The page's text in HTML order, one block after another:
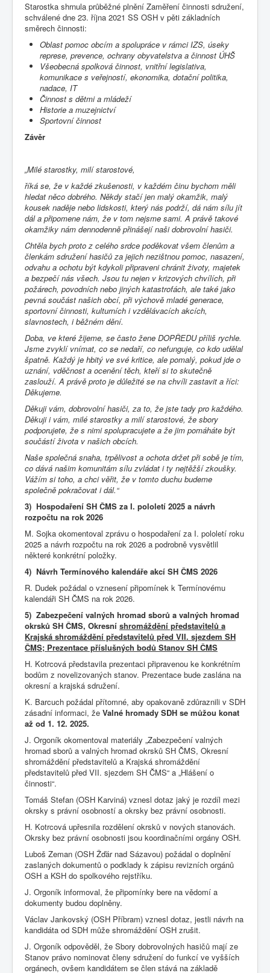
Starostka shrnula průběžné plnění Zaměření činnosti sdružení,
schválené dne 23. října 2021 SS OSH v pěti základních
směrech činnosti:
Oblast pomoc obcím a spolupráce v rámci IZS, úseky
represe, prevence, ochrany obyvatelstva a činnost ÚHŠ
Všeobecná spolková činnost, vnitřní legislativa,
komunikace s veřejností, ekonomika, dotační politika,
nadace, IT
Činnost s dětmi a mládeží
Historie a muzejnictví
Sportovníčinnost
Závěr
„Milé starostky, milí starostové,
říká se, že v každé zkušenosti, v každém činu bychom měli
hledat něco dobrého. Někdy stačí jen malý okamžik, malý
kousek naděje nebo lidskosti, který nás podrží, dá nám sílu jít
dál a připomene nám, že v tom nejsme sami. A právě takové
okamžiky nám dennodenně přinášejí naši dobrovolní hasiči.
Chtěla bych proto z celého srdce poděkovat všem členům a
členkám sdružení hasičů za jejich nezištnou pomoc, nasazení,
odvahu a ochotu být kdykoli připraveni chránit životy, majetek
a bezpečí nás všech. Jsou tu nejen v krizových chvílích, při
požárech, povodních nebo jiných katastrofách, ale také jako
pevná součást našich obcí, při výchově mladé generace,
sportovní činnosti, kulturních i vzdělávacích akcích,
slavnostech, i běžném dění.
Doba, ve které žijeme, se často žene DOPŘEDU příliš rychle.
Jsme zvyklí vnímat, co se nedaří, co nefunguje, co kdo udělal
špatně. Každý je hbitý ve své kritice, ale pomalý, pokud jde o
uznání, vděčnost a ocenění těch, kteří si to skutečně
zaslouží. A právě proto je důležité se na chvíli zastavit a říci:
Děkujeme.
Děkuji vám, dobrovolní hasiči, za to, že jste tady pro každého.
Děkuji i vám, milé starostky a milí starostové, že sbory
podporujete, že s nimi spolupracujete a že jim pomáháte být
součástí života v našich obcích.
Naše společná snaha, trpělivost a ochota držet při sobě je tím,
co dává našim komunitám sílu zvládat i ty nejtěžší zkoušky.
Vážím si toho, a chci věřit, že v tomto duchu budeme
společně pokračovat i dál.“
3) Hospodaření SH ČMS za I. pololetí 2025 a návrh
rozpočtu na rok 2026
M. Sojka okomentoval zprávu o hospodaření za I. pololetí roku
2025 a návrh rozpočtu na rok 2026 a podrobně vysvětlil
některé konkrétní položky.
4) Návrh Termínového kalendáře akcí SH ČMS 2026
R. Dudek požádal o vznesení připomínek k Termínovému
kalendáři SH ČMS na rok 2026.
5) Zabezpečení valných hromad sborů a valných hromad
okrsků SH ČMS, Okresní shromáždění představitelů a
Krajská shromáždění představitelů před VII. sjezdem SH
ČMS; Prezentace příslušných bodů Stanov SH ČMS
H. Kotrcová představila prezentaci připravenou ke konkrétním
bodům z novelizovaných stanov. Prezentace bude zaslána na
okresní a krajská sdružení.
K. Barcuch požádal přítomné, aby opakovaně zdůraznili v SDH
zásadní informaci, že Valné hromady SDH se můžou konat
až od 1. 12. 2025.
J. Orgoník okomentoval materiály „Zabezpečení valných
hromad sborů a valných hromad okrsků SH ČMS, Okresní
shromáždění představitelů a Krajská shromáždění
představitelů před VII. sjezdem SH ČMS“ a „Hlášení o
činnosti“.
Tomáš Stefan (OSH Karviná) vznesl dotaz jaký je rozdíl mezi
okrsky s právní osobností a okrsky bez právní osobnosti.
H. Kotrcová upřesnila rozdělení okrsků v nových stanovách.
Okrsky bez právní osobnosti jsou koordinačními orgány OSH.
Luboš Zeman (OSH Žďár nad Sázavou) požádal o doplnění
zaslaných dokumentů o podklady k zápisu revizních orgánů
OSH a KSH do spolkového rejstříku.
J. Orgoník informoval, že připomínky bere na vědomí a
dokumenty budou doplněny.
Václav Jankovský (OSH Příbram) vznesl dotaz, jestli návrh na
kandidáta od SDH může shromáždění OSH zrušit.
J. Orgoník odpověděl, že Sbory dobrovolných hasičů mají ze
Stanov právo nominovat členy sdružení do funkcí ve vyšších
orgánech, ovšem kandidátem se člen stává na základě